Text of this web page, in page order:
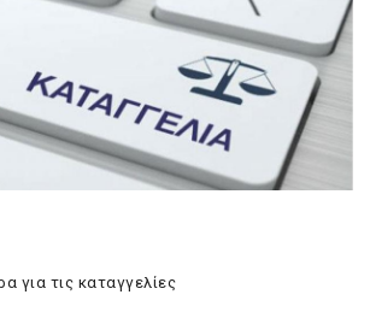
για τις καταγγελίες